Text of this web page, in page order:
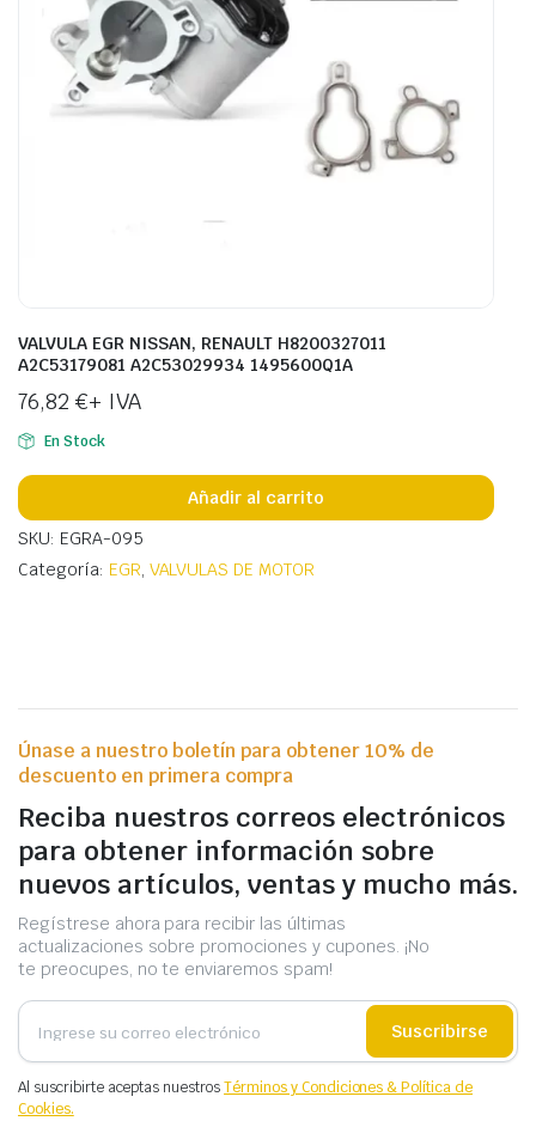
VALVULA EGR NISSAN, RENAULT H8200327011
A2C53179081 A2C53029934 1495600Q1A
76,82 €+ IVA
En Stock
Añadir al carrito
SKU: EGRA-095
Categoría: EGR, VALVULAS DE MOTOR
Únase a nuestro boletín para obtener 10% de
descuento en primera compra
Reciba nuestros correos electrónicos
para obtener información sobre
nuevos artículos, ventas y mucho más.
Regístrese ahora para recibir las últimas
actualizaciones sobre promociones y cupones. ¡No
te preocupes, no te enviaremos spam!
Suscribirse
Al suscribirte aceptas nuestrosTérminos y Condiciones & Política de
Cookies.